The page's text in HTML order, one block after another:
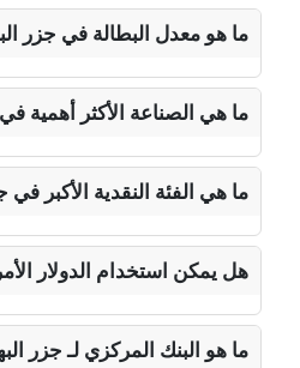
ما هو معدل البطالة في جزر
ما هي الصناعة الأكثر أهمية
ما هي الفئة النقدية الأكبر في
هل يمكن استخدام الدولار
ما هو البنك المركزي لـ جزر